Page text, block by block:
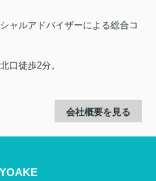
ャルアドバイザーによる総合コ
口徒歩2分。
会社概要を見る